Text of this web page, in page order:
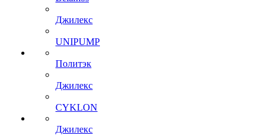
Джилекс
UNIPUMP
Политэк
Джилекс
CYKLON
Джилекс